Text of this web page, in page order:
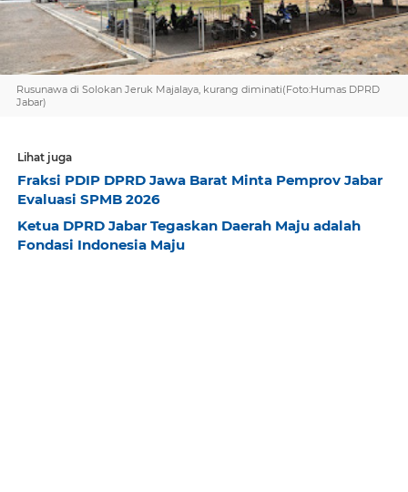
Rusunawa di Solokan Jeruk Majalaya, kurang diminati(Foto:Humas DPRD
Jabar)
Lihat juga
Fraksi PDIP DPRD Jawa Barat Minta Pemprov Jabar
Evaluasi SPMB 2026
Ketua DPRD Jabar Tegaskan Daerah Maju adalah
Fondasi Indonesia Maju